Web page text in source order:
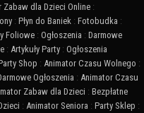
Zabaw dla Dzieci Online :
: Płyn do Baniek : Fotobudka :
Foliowe : Ogłoszenia : Darmowe
: Artykuły Party : Ogłoszenia
Shop : Animator Czasu Wolnego :
Ogłoszenia : Animator Czasu
Zabaw dla Dzieci : Bezpłatne
: Animator Seniora : Party Sklep :